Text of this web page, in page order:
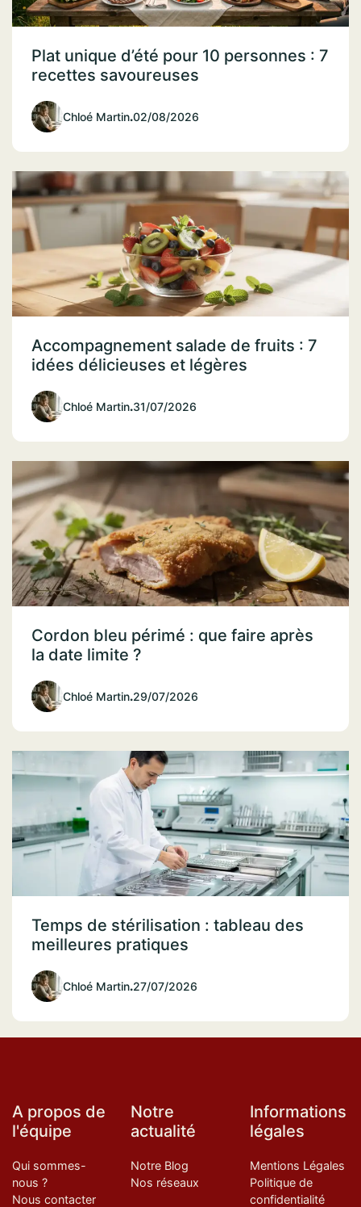
Plat unique d’été pour 10 personnes : 7
recettes savoureuses
Chloé Martin.02/08/2026
Accompagnement salade de fruits : 7
idées délicieuses et légères
Chloé Martin.31/07/2026
Cordon bleu périmé : que faire après
la date limite ?
Chloé Martin.29/07/2026
Temps de stérilisation : tableau des
meilleures pratiques
Chloé Martin.27/07/2026
A propos de
l'équipe
Qui sommes-
nous ?
Nous contacter
Notre
actualité
Notre Blog
Nos réseaux
Informations
légales
Mentions Légales
Politique de
confidentialité